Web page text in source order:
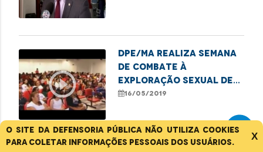
O site da Defensoria Pública não utiliza cookies
para coletar informações pessoais dos usuários.
X
play_circle_outline
DPE/MA realiza semana
de combate à
exploração sexual de
crianças e
16/05/2019